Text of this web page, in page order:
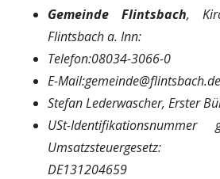
Gemeinde Flintsbach,
Flintsbach a. Inn:
Telefon:08034-3066-0
E-Mail:gemeinde@flintsbach.de
Stefan Lederwascher, Erster
USt-
Umsatzsteuergesetz:
DE131204659